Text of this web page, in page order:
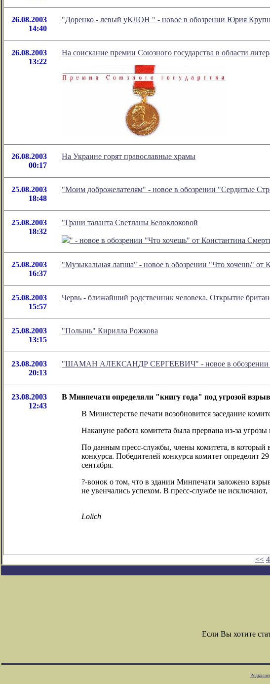
26.08.2003
14:40
"Доренко - левый уКЛОН " - новое в обозрении Юрия
26.08.2003
13:22
На соискание премии Союзного государства в области
26.08.2003
00:17
На Украине горят православные храмы
25.08.2003
18:48
"Моим доброжелателям" - новое в обозрении "Сердитые
25.08.2003
18:32
"Грани таланта Светланы Белоклоковой
" - новое в обозрении "Что хочешь" от Константина
25.08.2003
16:37
"Музыкальная лапша" - новое в обозрении "Что хочешь" от
25.08.2003
15:57
Червь - ближайший родственник человека. Открытие
25.08.2003
13:15
"Полынь" Кирилла Рожкова
23.08.2003
20:13
"ШАМАН АЛЕКСАНДР СЕРГЕЕВИЧ" - новое в обозрении
23.08.2003
12:43
В Минпечати определяли "книгу года" под угрозой
В Министерстве печати возобновится заседание
Накануне работа комитета была прервана из-за
По данным пресс-службы, члены комитета, в который
конкурса. Победителей конкурса комитет определит
сентября.
?-вонок о том, что в здании Минпечати заложено
не увенчались успехом. В пресс-службе не
Lolich
<<
Если Вы хотите